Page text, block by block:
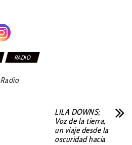
RADIO
Radio
LILA DOWNS;
Voz de la tierra,
un viaje desde la
oscuridad hacia